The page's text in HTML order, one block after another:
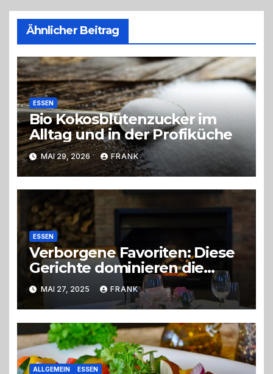
Ähnlicher Beitrag
ESSEN
Bio Kokosblütenzucker im
Alltag und in der Profiküche
MAI 29, 2026 FRANK
ESSEN
Verborgene Favoriten: Diese
Gerichte dominieren die
Speisekarten 2025
MAI 27, 2025 FRANK
ALLGEMEIN ESSEN